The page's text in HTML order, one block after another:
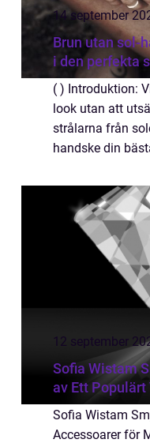
14 september
Brun utan sol-
i den perfekta
( ) Introduktion:
look utan att
strålarna från
handske din
gyllene brännan
12 september
Sofia Wistam
av Ett
Sofia Wistam
Accessoarer för